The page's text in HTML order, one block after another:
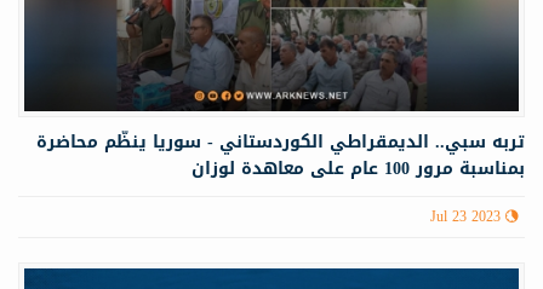
تربه سبي.. الديمقراطي الكوردستاني - سوريا ينظّم محاضرة
بمناسبة مرور 100 عام على معاهدة لوزان
Jul 23 2023